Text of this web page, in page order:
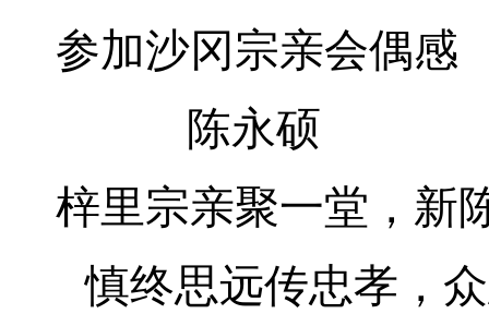
参加沙冈宗亲会偶感
陈永硕
梓里宗亲聚一堂，新
慎终思远传忠孝，众